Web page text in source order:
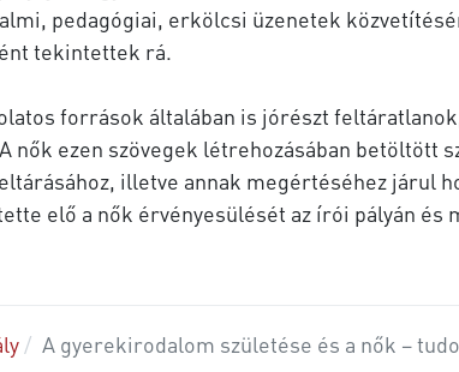
pedagógiai, erkölcsi üzenetek
tekintettek rá.
források általában is jórészt
ezen szövegek létrehozásában betöltött
illetve annak megértéséhez járul
elő a nők érvényesülését az írói pályán
A gyerekirodalom születése és a nők –